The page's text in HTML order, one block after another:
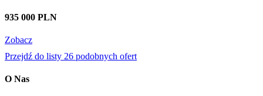
935 000 PLN
Zobacz
Przejdź do listy 26 podobnych ofert
O Nas